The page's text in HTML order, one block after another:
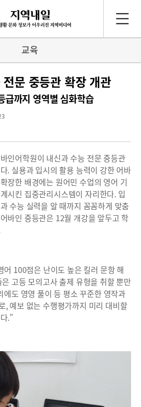
교육
문 중등관 확장 개관
급까지 영역별 심화학습
인어학원이 내신과 수능 전문 중등관
. 실용과 입시의 활용 능력이 강한 어바
장한 배경에는 원어민 수업의 영어 기
시킨 집중관리시스템이 자리한다. 입
수능 실력을 알 때까지 꼼꼼하게 맞춤
바인 중등관은 12월 개강을 앞두고 학
어 100점은 난이도 높은 킬러 문항 해
고등 모의고사 출제 유형을 취할 뿐만
에도 영영 풀이 등 평소 꾸준한 영작과
, 예보 없는 수행평가까지 미리 대비할
.”